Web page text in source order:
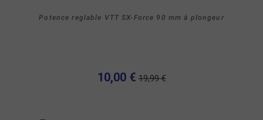
Potence reglable VTT SX-Force 90 mm à plongeur
10,00 € 19,99 €